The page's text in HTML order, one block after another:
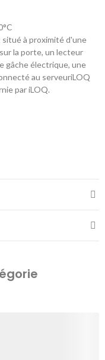
à proximité d'une
la porte, un lecteur
gâche électrique, une
au serveuriLOQ
par iLOQ.